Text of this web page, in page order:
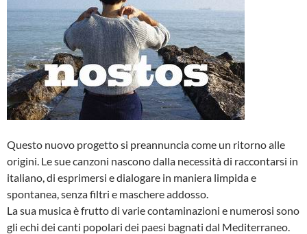
Questo nuovo progetto si preannuncia come un ritorno alle
origini. Le sue canzoni nascono dalla necessità di raccontarsi in
italiano, di esprimersi e dialogare in maniera limpida e
spontanea, senza filtri e maschere addosso.
La sua musica è frutto di varie contaminazioni e numerosi sono
gli echi dei canti popolari dei paesi bagnati dal Mediterraneo.